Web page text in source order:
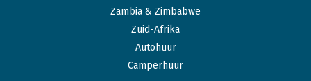
Zambia & Zimbabwe
Zuid-Afrika
Autohuur
Camperhuur